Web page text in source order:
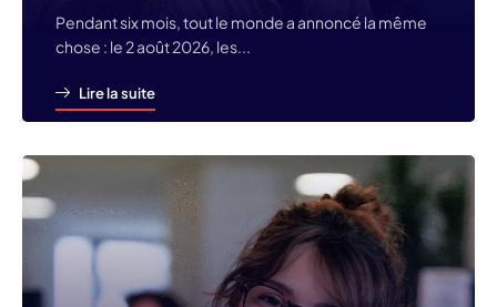
Pendant six mois, tout le monde a annoncé la même
chose : le 2 août 2026, les...
Lire la suite